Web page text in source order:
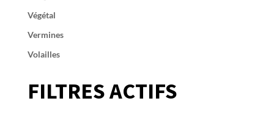
Végétal
Vermines
Volailles
FILTRES ACTIFS